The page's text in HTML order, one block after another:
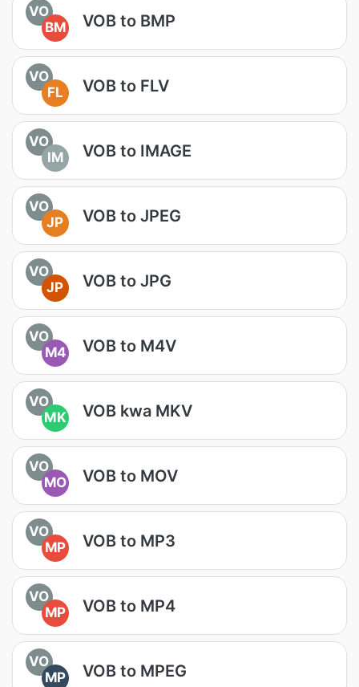
VO
BM
VOB to BMP
VO
FL
VOB to FLV
VO
IM
VOB to IMAGE
VO
JP
VOB to JPEG
VO
JP
VOB to JPG
VO
M4
VOB to M4V
VO
MK
VOB kwa MKV
VO
MO
VOB to MOV
VO
MP
VOB to MP3
VO
MP
VOB to MP4
VO
MP
VOB to MPEG